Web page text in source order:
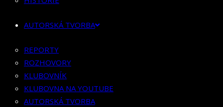
KLUBOVNA NA YOUTUBE
SUPPORTUJEME
PROPOJOVÁNÍ SCÉN
RECENZE
KFN/FESTIVAL
GUESTLIST
AUTORSKÁ TVORBA
REPORTY
ROZHOVORY
KLUBOVNÍK
KLUBOVNA NA YOUTUBE
AUTORSKÁ TVORBA